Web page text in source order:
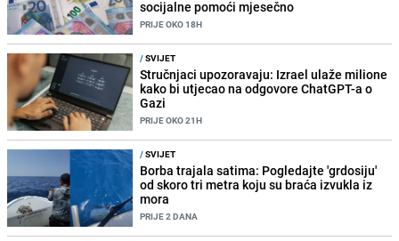
socijalne pomoći mjesečno
PRIJE OKO 18H
/SVIJET
Stručnjaci upozoravaju: Izrael ulaže milione
kako bi utjecao na odgovore ChatGPT-a o
Gazi
PRIJE OKO 21H
/SVIJET
Borba trajala satima: Pogledajte 'grdosiju'
od skoro tri metra koju su braća izvukla iz
mora
PRIJE 2 DANA